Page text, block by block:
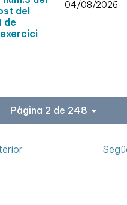
del
de
04/08/2026
Pàgina 2 de 248